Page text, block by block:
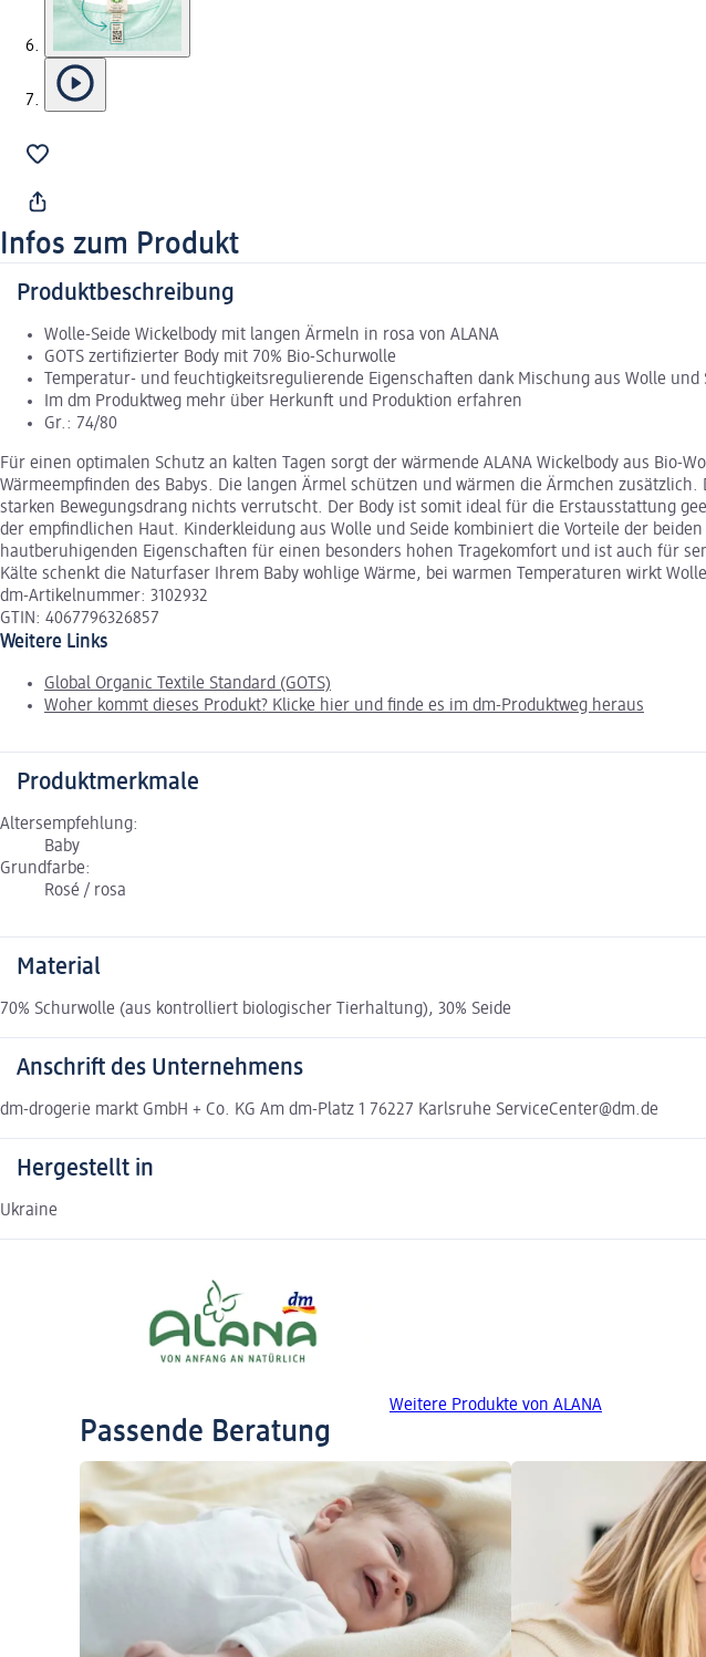
Infos zum Produkt
Produktbeschreibung
Wolle-Seide Wickelbody mit langen Ärmeln in rosa von ALANA
GOTS zertifizierter Body mit 70% Bio-Schurwolle
Temperatur- und feuchtigkeitsregulierende Eigenschaften dank Mischung aus Wolle und
Im dm Produktweg mehr über Herkunft und Produktion erfahren
Gr.: 74/80
Für einen optimalen Schutz an kalten Tagen sorgt der wärmende ALANA Wickelbody aus
Wärmeempfinden des Babys. Die langen Ärmel schützen und wärmen die Ärmchen
starken Bewegungsdrang nichts verrutscht. Der Body ist somit ideal für die Erstausstattung
der empfindlichen Haut. Kinderkleidung aus Wolle und Seide kombiniert die Vorteile der
hautberuhigenden Eigenschaften für einen besonders hohen Tragekomfort und ist auch für
Kälte schenkt die Naturfaser Ihrem Baby wohlige Wärme, bei warmen Temperaturen wirkt
dm-Artikelnummer: 3102932
GTIN: 4067796326857
Weitere Links
Global Organic Textile Standard (GOTS)
Woher kommt dieses Produkt? Klicke hier und finde es im dm-Produktweg heraus
Produktmerkmale
Altersempfehlung:
Baby
Grundfarbe:
Rosé / rosa
Material
70% Schurwolle (aus kontrolliert biologischer Tierhaltung), 30% Seide
Anschrift des Unternehmens
dm-drogerie markt GmbH + Co. KG Am dm-Platz 1 76227 Karlsruhe ServiceCenter@dm.de
Hergestellt in
Ukraine
Weitere Produkte von ALANA
Passende Beratung